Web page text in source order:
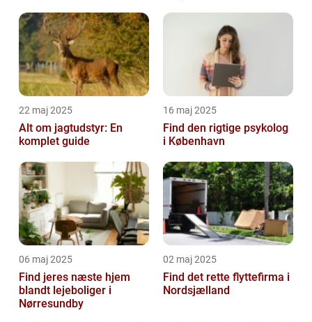
22 maj 2025
Alt om jagtudstyr: En
komplet guide
16 maj 2025
Find den rigtige psykolog
i København
06 maj 2025
Find jeres næste hjem
blandt lejeboliger i
Nørresundby
02 maj 2025
Find det rette flyttefirma i
Nordsjælland